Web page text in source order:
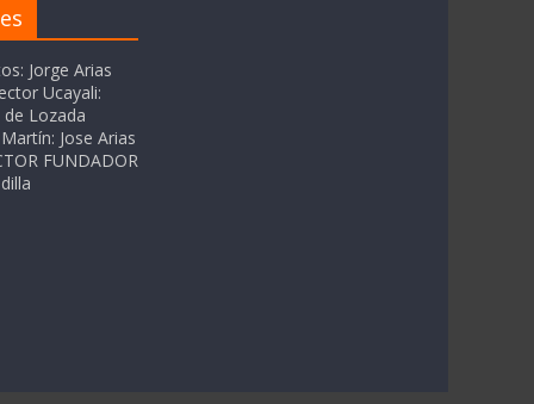
Jorge Arias
Ucayali:
Lozada
Jose Arias
FUNDADOR